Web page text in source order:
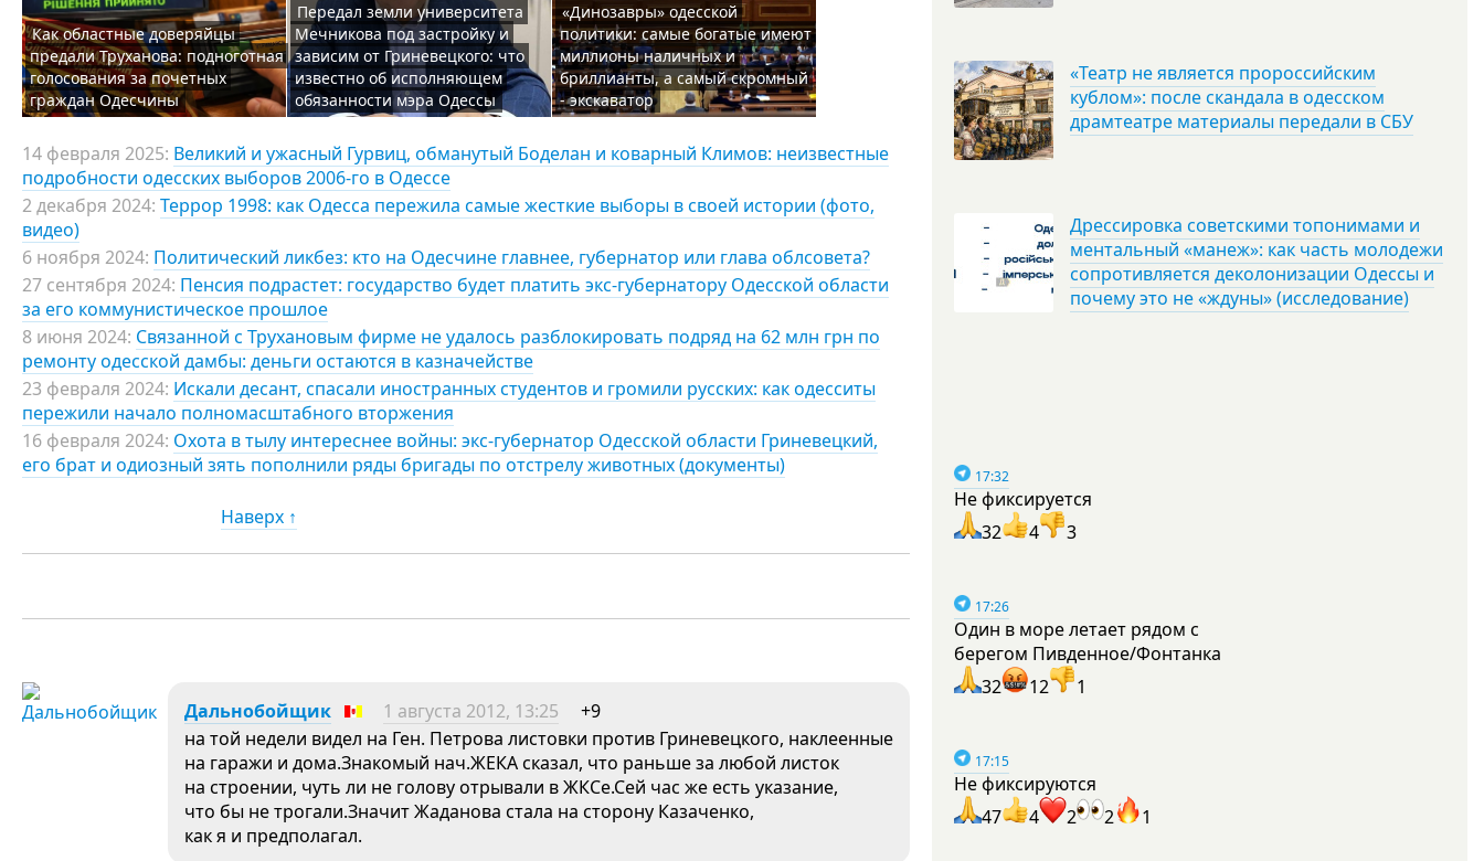
Как областные доверяйцы
предали Труханова: подноготная
голосования за почетных
граждан Одесчины
Передал земли университета
Мечникова под застройку и
зависим от Гриневецкого: что
известно об исполняющем
обязанности мэра Одессы
«Динозавры» одесской
политики: самые богатые имеют
миллионы наличных и
бриллианты, а самый скромный
- экскаватор
14 февраля 2025: Великий и ужасный Гурвиц, обманутый Боделан и коварный Климов: неизвестные
подробности одесских выборов 2006-го в Одессе
2 декабря 2024: Террор 1998: как Одесса пережила самые жесткие выборы в своей истории (фото,
видео)
6 ноября 2024: Политический ликбез: кто на Одесчине главнее, губернатор или глава облсовета?
27 сентября 2024: Пенсия подрастет: государство будет платить экс-губернатору Одесской области
за его коммунистическое прошлое
8 июня 2024: Связанной с Трухановым фирме не удалось разблокировать подряд на 62 млн грн по
ремонту одесской дамбы: деньги остаются в казначействе
23 февраля 2024: Искали десант, спасали иностранных студентов и громили русских: как одесситы
пережили начало полномасштабного вторжения
16 февраля 2024: Охота в тылу интереснее войны: экс-губернатор Одесской области Гриневецкий,
его брат и одиозный зять пополнили ряды бригады по отстрелу животных (документы)
Наверх ↑
Дальнобойщик 1 августа 2012, 13:25
+9
на той недели видел на Ген. Петрова листовки против Гриневецкого, наклеенные
на гаражи и дома.Знакомый нач.ЖЕКА сказал, что раньше за любой листок
на строении, чуть ли не голову отрывали в ЖКСе.Сей час же есть указание,
что бы не трогали.Значит Жаданова стала на сторону Казаченко,
как я и предполагал.
«Театр не является пророссийским
кублом»: после скандала в одесском
драмтеатре материалы передали в СБУ
Дрессировка советскими топонимами и
ментальный «манеж»: как часть молодежи
сопротивляется деколонизации Одессы и
почему это не «ждуны» (исследование)
17:32
Не фиксируется
32
4 3
17:26
Один в море летает рядом с
берегом Пивденное/Фонтанка
32
12 1
17:15
Не фиксируются
47
4 2 2 1